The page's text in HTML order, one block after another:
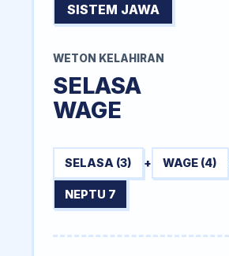
SISTEM JAWA
WETON KELAHIRAN
SELASA
WAGE
SELASA (3) + WAGE (4)
NEPTU 7